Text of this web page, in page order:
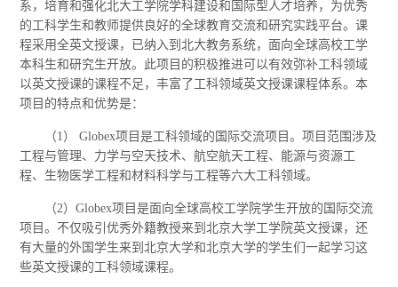
系，培育和强化北大工学院学科建设和国际型人才培养，为优秀
的工科学生和教师提供良好的全球教育交流和研究实践平台。课
程采用全英文授课，已纳入到北大教务系统，面向全球高校工学
本科生和研究生开放。此项目的积极推进可以有效弥补工科领域
以英文授课的课程不足，丰富了工科领域英文授课课程体系。本
项目的特点和优势是：
（1） Globex项目是工科领域的国际交流项目。项目范围涉及
工程与管理、力学与空天技术、航空航天工程、能源与资源工
程、生物医学工程和材料科学与工程等六大工科领域。
（2）Globex项目是面向全球高校工学院学生开放的国际交流
项目。不仅吸引优秀外籍教授来到北京大学工学院英文授课，还
有大量的外国学生来到北京大学和北京大学的学生们一起学习这
些英文授课的工科领域课程。